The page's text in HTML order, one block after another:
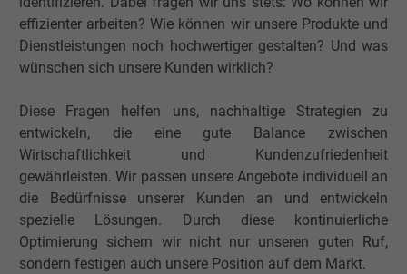
Laufzeit 1 Jahr
Zweck
Cookie von Facebook für Website-Analyse,
Name wd, Facebook Pixel
Anbieter Facebook Ireland Ltd.
Laufzeit 1 Jahr
Cookie von Facebook für Website-Analyse,
effizienter arbeiten? Wie können wir unsere Produkte und
Dienstleistungen noch hochwertiger gestalten? Und was
wünschen sich unsere Kunden wirklich?
Diese Fragen helfen uns, nachhaltige Strategien zu
entwickeln, die eine gute Balance zwischen
Wirtschaftlichkeit und Kundenzufriedenheit
gewährleisten. Wir passen unsere Angebote individuell an
die Bedürfnisse unserer Kunden an und entwickeln
spezielle Lösungen. Durch diese kontinuierliche
Optimierung sichern wir nicht nur unseren guten Ruf,
sondern festigen auch unsere Position auf dem Markt.